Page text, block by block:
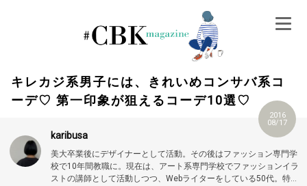
キレカジ系男子には、きれいめコンサバ系コ
ーデ♡ 第一印象が狙えるコーデ10選♡
2016
08/17
karibusa
美大卒業後にデザイナーとして活動。その後はファッション専門学
校で10年間教職に。現在は、アート系専門学校でファッションイラ
ストの講師として活動しつつ、Webライターをしている50代。特に